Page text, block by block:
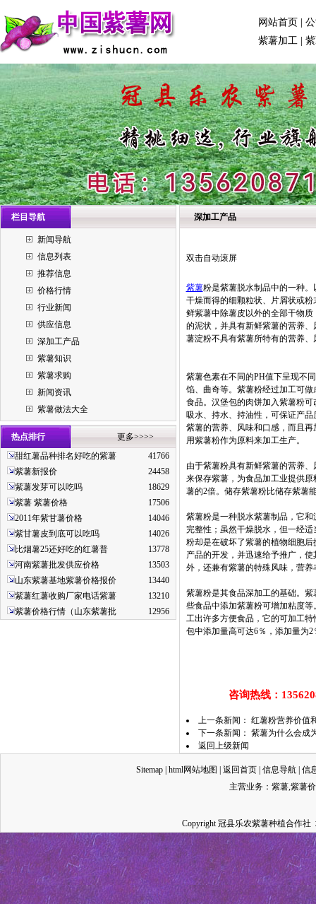
网站首页
紫薯加工|
栏目导航
新闻导航
信息列表
推荐信息
价格行情
行业新闻
供应信息
深加工产品
紫薯知识
紫薯求购
新闻资讯
紫薯做法大全
热点排行
更多>>>>
甜红薯品种排名好吃的紫薯
41766
紫薯新报价
24458
紫薯发芽可以吃吗
18629
紫薯 紫薯价格
17506
2011年紫甘薯价格
14046
紫甘薯皮到底可以吃吗
14026
比烟薯25还好吃的红薯普
13778
河南紫薯批发供应价格
13503
山东紫薯基地紫薯价格报价
13440
紫薯红薯收购厂家电话紫薯
13210
紫薯价格行情（山东紫薯批
12956
深加工产品
双击自动滚屏
紫薯粉是紫薯脱水制品中的一种
干燥而得的细颗粒状、片屑状或
鲜紫薯中除薯皮以外的全部干物
的泥状，并具有新鲜紫薯的营养
薯淀粉不具有紫薯所特有的营养
紫薯色素在不同的PH值下呈现不
馅、曲奇等。紫薯粉经过加工可
食品。汉堡包的肉饼加入紫薯粉
吸水、持水、持油性，可保证产
紫薯的营养、风味和口感，而且
用紫薯粉作为原料来加工生产。
由于紫薯粉具有新鲜紫薯的营养
来保存紫薯，为食品加工业提供
薯的2倍。储存紫薯粉比储存紫薯
紫薯粉是一种脱水紫薯制品，它
完整性；虽然干燥脱水，但一经
粉却是在破坏了紫薯的植物细胞
产品的开发，并迅速给予推广，
外，还兼有紫薯的特殊风味，营
紫薯粉是其食品深加工的基础。
些食品中添加紫薯粉可增加粘度
工出许多方便食品，它的可加工
包中添加量高可达6％，添加量为
咨询热线：
上一条新闻： 红薯粉营养价值
下一条新闻： 紫薯为什么会成
返回上级新闻
Sitemap| html网站地图 返回首页| 信息导航| 信
主营业务： 紫薯,紫薯
Copyright 冠县乐农紫薯种植合作